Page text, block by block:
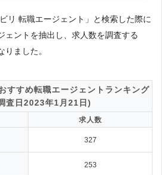
リ 転職エージェント」と検索した際に
ェントを抽出し、求人数を調査する
りました。
すすめ転職エージェントランキング
査日2023年1月21日)
求人数
327
253